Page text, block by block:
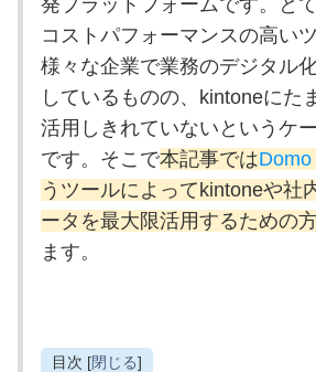
コストパフォーマンスの高い
様々な企業で業務のデジタル
しているものの、kintoneにた
活用しきれていないというケ
です。そこで本記事ではDomo
うツールによってkintoneや社
ータを最大限活用するための
ます。
目次 [閉じる]